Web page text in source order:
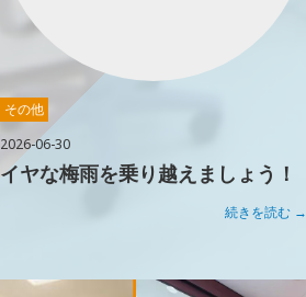
その他
2026-06-30
イヤな梅雨を乗り越えましょう！
続きを読む →